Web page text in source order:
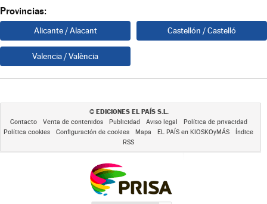
Provincias:
Alicante / Alacant Castellón / Castelló
Valencia / València
© EDICIONES EL PAÍS S.L.
Contacto Venta de contenidos Publicidad Aviso legal
Política de privacidad
Política cookies
Configuración de cookies Mapa EL PAÍS en KIOSKOyMÁS
Índice
RSS